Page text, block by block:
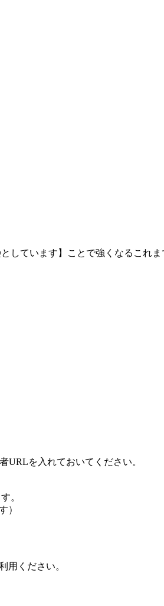
ています】ことで強くなるこれま
URLを入れておいてください。
。
）
用ください。